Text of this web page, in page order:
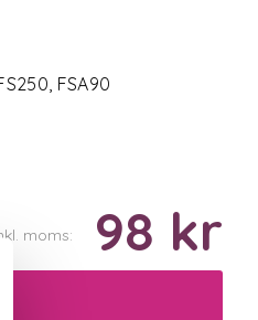
FSA90
moms: 98 kr